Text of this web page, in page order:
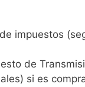
impuestos
de
si es